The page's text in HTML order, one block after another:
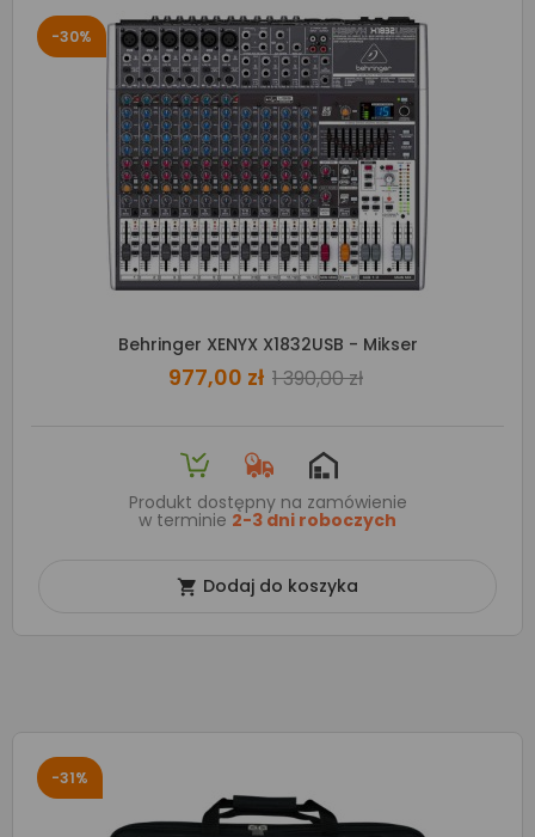
-30%
Behringer XENYX X1832USB - Mikser
977,00 zł 1 390,00 zł
Produkt dostępny na zamówienie
w terminie 2-3 dni roboczych
 Dodaj do koszyka
-31%